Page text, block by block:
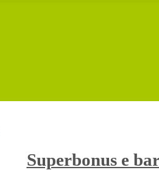
Superbonus e